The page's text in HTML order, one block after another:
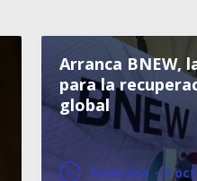
Arranca BNEW,
para la
global
Fotocasa · 5